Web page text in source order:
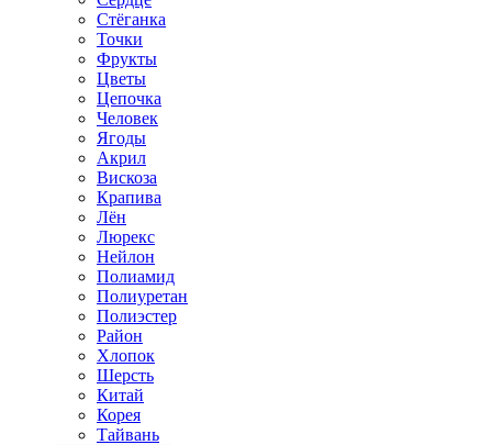
Стёганка
Точки
Фрукты
Цветы
Цепочка
Человек
Ягоды
Акрил
Вискоза
Крапива
Лён
Люрекс
Нейлон
Полиамид
Полиуретан
Полиэстер
Район
Хлопок
Шерсть
Китай
Корея
Тайвань